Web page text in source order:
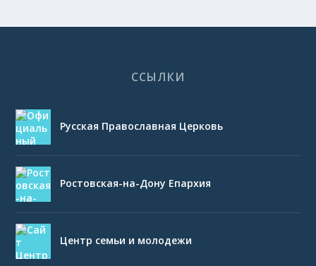
ССЫЛКИ
Русская Православная Церковь
Ростовская-на-Дону Епархия
Центр семьи и молодежи